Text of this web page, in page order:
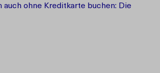
ohne Kreditkarte buchen: Die